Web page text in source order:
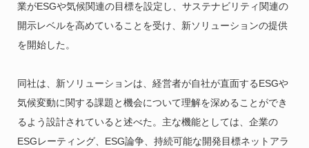
業がESGや気候関連の目標を設定し、サステナビリティ関連の
開示レベルを高めていることを受け、新ソリューションの提供
を開始した。
同社は、新ソリューションは、経営者が自社が直面するESGや
気候変動に関する課題と機会について理解を深めることができ
るよう設計されていると述べた。主な機能としては、企業の
ESGレーティング、ESG論争、持続可能な開発目標ネットアラ